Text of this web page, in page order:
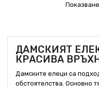
ДАМСКИЯТ
КРАСИВА
Дамските елеци са
обстоятелства. Основно